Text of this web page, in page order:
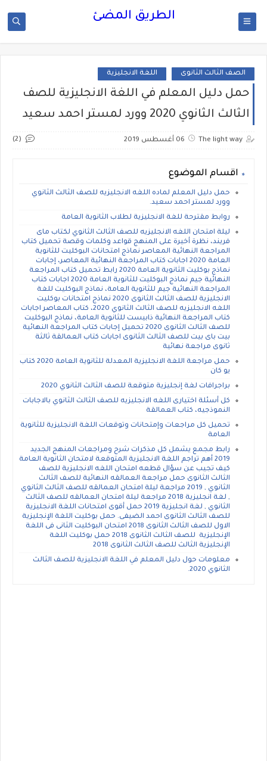
الطريق المضئ
الصف الثالث الثانوى اللغة الانجليزية
حمل دليل المعلم في اللغة الانجليزية للصف
الثالث الثانوي 2020 وورد لمستر احمد سعيد
The light way 06 أغسطس 2019 (2)
اقسام الموضوع
حمل دليل المعلم لماده اللغه الانجليزيه للصف الثالث الثانوي
وورد لمستر احمد سعيد.
روابط مقترحة للغة الانجليزية لطلاب الثانوية العامة
ليلة امتحان اللغه الانجليزيه للصف الثالث الثانوي لكتاب ماى
فريند، نظرة أخيرة على المنهج قواعد وكلمات وقصة تحميل كتاب
المراجعة النهائية المعاصر نماذج امتحانات البوكليت للثانوية
العامة 2020 اجابات كتاب المراجعة النهائية المعاصر، إجابات
نماذج بوكليت الثانوية العامة 2020 رابط تحميل كتاب المراجعة
النهائية جيم نماذج البوكليت للثانوية العامة 2020 اجابات كتاب
المراجعة النهائية جيم للثانوية العامة، نماذج البوكليت للغة
الانجليزية للصف الثالث الثانوى 2020 نماذج امتحانات بوكليت
اللغه الانجليزيه للصف الثالث الثانوي 2020، كتاب المعاصر اجابات
كتاب المراجعة النهائية ذابيست للثانوية العامة، نماذج البوكليت
للصف الثالث الثانوى 2020 تحميل إجابات كتاب المراجعة النهائية
بيت باى بيت للصف الثالث الثانوى اجابات كتاب العمالقة ثالثة
ثانوى مراجعة نهائية
حمل مراجعة اللغة الانجليزية المعدلة للثانوية العامة 2020 كتاب
يو كان
براجرافات لغة إنجليزية متوقعة للصف الثالث الثانوي 2020
كل أسئلة اختيارى اللغه الانجليزيه للصف الثالث الثانوي بالاجابات
النموذجيه، كتاب العمالقة
تحميل كل مراجعات وإمتحانات وتوقعات اللغة الانجليزية للثانوية
العامة
رابط مجمع يشمل كل مذكرات شرح ومراجعات المنهج الجديد
2019 أهم تراجم اللغة الانجليزية المتوقعة لامتحان الثانوية العامة
كيف تجيب عن سؤال قطعه امتحان اللغه الانجليزية للصف
الثالث الثانوى حمل مراجعة العمالقه النهائية للصف الثالث
الثانوي , 2019 مراجعة ليلة امتحان العمالقه للصف الثالث الثانوي
, لغة انجليزية 2018 مراجعة ليلة امتحان العمالقه للصف الثالث
الثانوي , لغة انجليزية 2019 حمل أقوى امتحانات اللغة الانجليزية
للصف الثالث الثانوى احمد الضيفى. حمل بوكليت اللغة الإنجليزية
الاول للصف الثالث الثانوى 2018 امتحان البوكليت الثانى فى اللغة
الإنجليزية للصف الثالث الثانوى 2018 حمل بوكليت اللغة
الإنجليزية الثالث للصف الثالث الثانوى 2018
معلومات حول دليل المعلم في اللغة الانجليزية للصف الثالث
الثانوي 2020.